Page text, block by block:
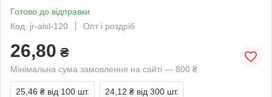
Готово до відправки
Код: jr-alsl-120
Опт і роздріб
26,80 ₴
Мінімальна сума замовлення на сайті — 800 ₴
25,46 ₴ від 100 шт. 24,12 ₴ від 300 шт.